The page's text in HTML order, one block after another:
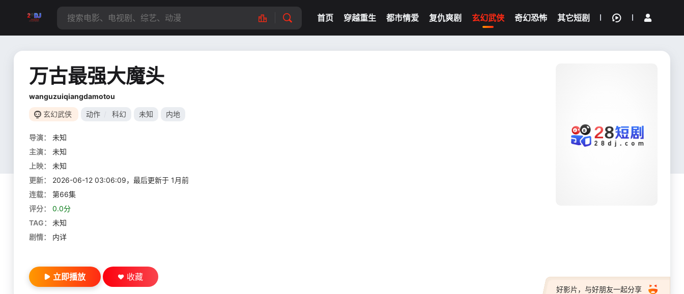
首页 穿越重生 都市情爱 复仇爽剧 玄幻武侠 奇幻恐怖 其它短剧
我的观影记录
万古最强大魔头
wanguzuiqiangdamotou
玄幻武侠 动作 科幻 未知 内地
导演：
未知
主演：
未知
上映：
未知
更新：
2026-06-12 03:06:09，最后更新于 1月前
连载：
第66集
评分：
0.0分
TAG：
未知
剧情：
内详
好影片，与好朋友一起分享
立即播放 收藏